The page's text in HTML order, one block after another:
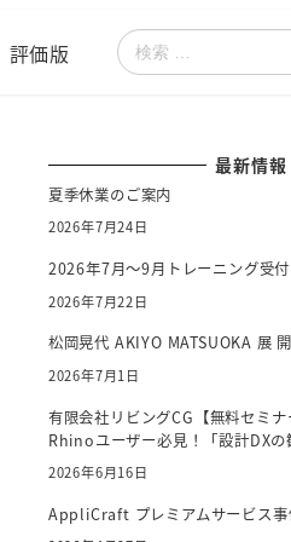
評価版
検
最新情報
夏季休業のご案内
2026年7月24日
2026年7月～9月トレーニング受
2026年7月22日
松岡晃代 AKIYO MATSUOKA 展
2026年7月1日
有限会社リビングCG【無料セミ
Rhinoユーザー必見！「設計DX
2026年6月16日
AppliCraft プレミアムサービス事